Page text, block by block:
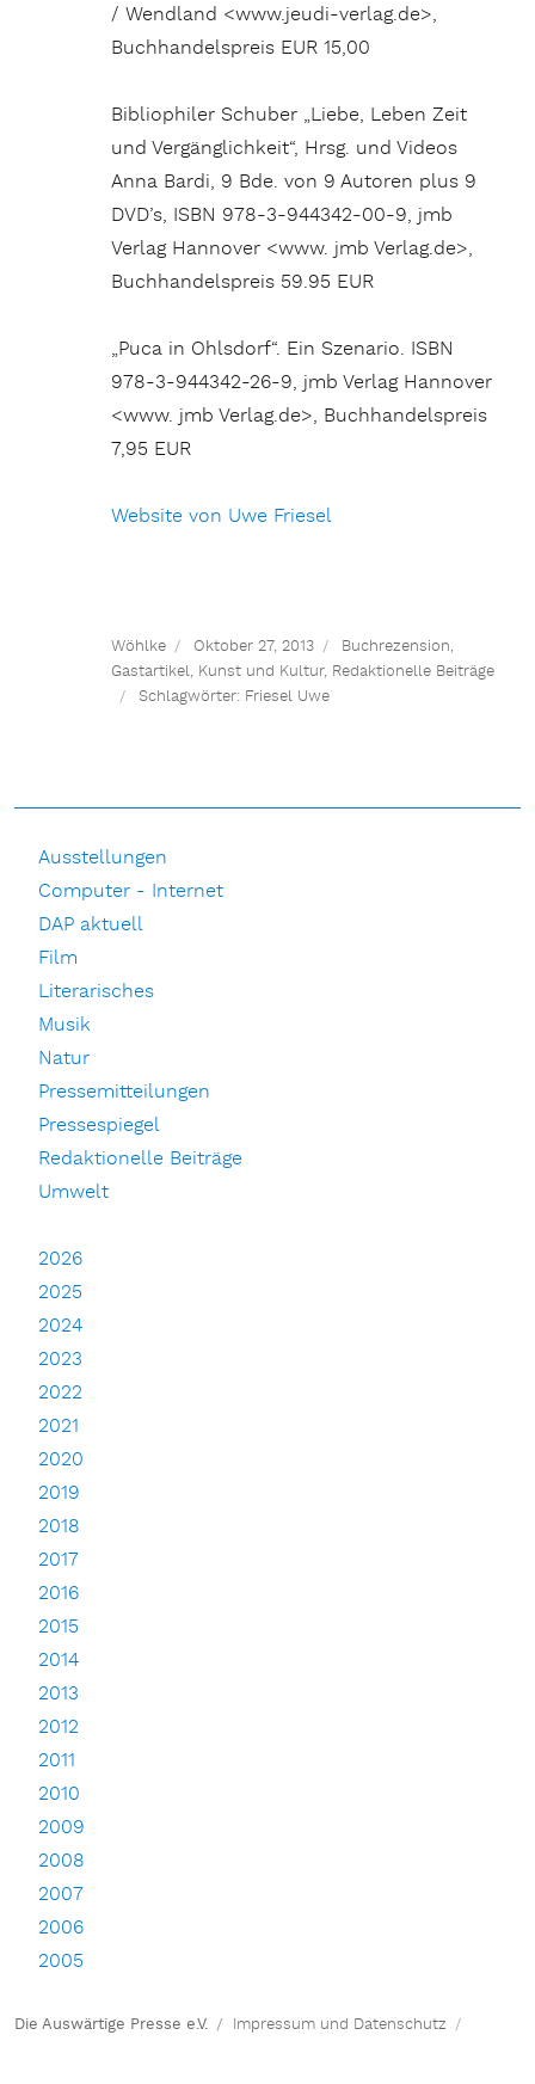
/ Wendland <www.jeudi-verlag.de>,
Buchhandelspreis EUR 15,00
Bibliophiler Schuber „Liebe, Leben Zeit
und Vergänglichkeit“, Hrsg. und Videos
Anna Bardi, 9 Bde. von 9 Autoren plus 9
DVD’s, ISBN 978-3-944342-00-9, jmb
Verlag Hannover <www. jmb Verlag.de>,
Buchhandelspreis 59.95 EUR
„Puca in Ohlsdorf“. Ein Szenario. ISBN
978-3-944342-26-9, jmb Verlag Hannover
<www. jmb Verlag.de>, Buchhandelspreis
7,95 EUR
Website von Uwe Friesel
Wöhlke Oktober 27, 2013 Buchrezension,
Gastartikel, Kunst und Kultur, Redaktionelle Beiträge
Schlagwörter: Friesel Uwe
Ausstellungen
Computer - Internet
DAP aktuell
Film
Literarisches
Musik
Natur
Pressemitteilungen
Pressespiegel
Redaktionelle Beiträge
Umwelt
2026
2025
2024
2023
2022
2021
2020
2019
2018
2017
2016
2015
2014
2013
2012
2011
2010
2009
2008
2007
2006
2005
Die Auswärtige Presse e.V. Impressum und Datenschutz